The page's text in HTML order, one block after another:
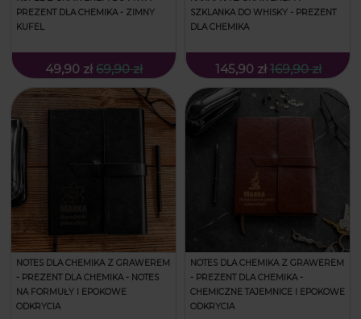
PREZENT DLA CHEMIKA - ZIMNY
KUFEL
49,90 zł 69,90 zł
SZKLANKA DO WHISKY - PREZENT
DLA CHEMIKA
145,90 zł 169,90 zł
NOTES DLA CHEMIKA Z GRAWEREM
- PREZENT DLA CHEMIKA - NOTES
NA FORMUŁY I EPOKOWE
ODKRYCIA
NOTES DLA CHEMIKA Z GRAWEREM
- PREZENT DLA CHEMIKA -
CHEMICZNE TAJEMNICE I EPOKOWE
ODKRYCIA